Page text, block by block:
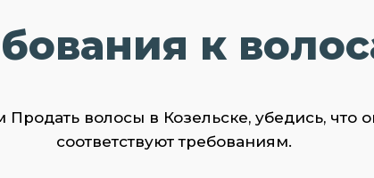
к
волосы в Козельске, убедись, что
соответствуют требованиям.